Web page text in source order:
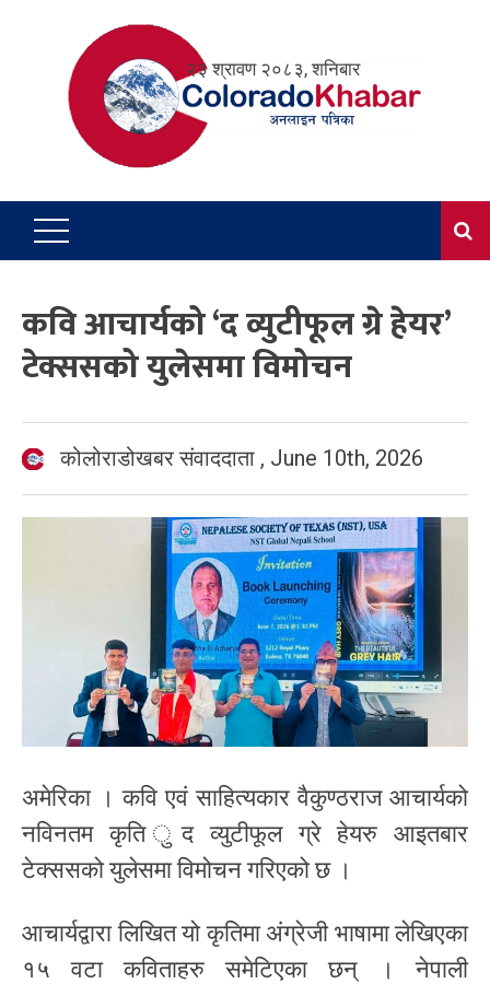
२३ श्रावण २०८३, शनिबार
कवि आचार्यको ‘द व्युटीफूल ग्रे हेयर’
टेक्ससको युलेसमा विमोचन
कोलोराडोखबर संवाददाता , June 10th, 2026
अमेरिका । कवि एवं साहित्यकार वैकुण्ठराज आचार्यको
नविनतम कृति ुद व्युटीफूल ग्रे हेयरु आइतबार
टेक्ससको युलेसमा विमोचन गरिएको छ ।
आचार्यद्वारा लिखित यो कृतिमा अंग्रेजी भाषामा लेखिएका
१५ वटा कविताहरु समेटिएका छन् । नेपाली